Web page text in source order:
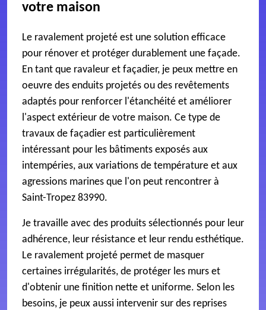
votre maison
Le ravalement projeté est une solution efficace
pour rénover et protéger durablement une façade.
En tant que ravaleur et façadier, je peux mettre en
oeuvre des enduits projetés ou des revêtements
adaptés pour renforcer l'étanchéité et améliorer
l'aspect extérieur de votre maison. Ce type de
travaux de façadier est particulièrement
intéressant pour les bâtiments exposés aux
intempéries, aux variations de température et aux
agressions marines que l'on peut rencontrer à
Saint-Tropez 83990.
Je travaille avec des produits sélectionnés pour leur
adhérence, leur résistance et leur rendu esthétique.
Le ravalement projeté permet de masquer
certaines irrégularités, de protéger les murs et
d'obtenir une finition nette et uniforme. Selon les
besoins, je peux aussi intervenir sur des reprises